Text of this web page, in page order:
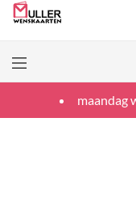
maandag